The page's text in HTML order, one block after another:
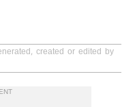
created or edited by